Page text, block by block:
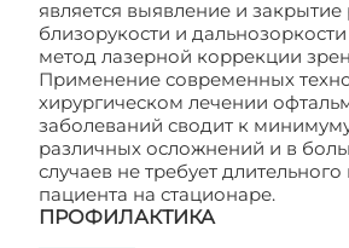
является выявление и
близорукости и
метод лазерной коррекции
Применение современных
хирургическом лечении
заболеваний сводит к
различных осложнений и в
случаев не требует
пациента на стационаре.
ПРОФИЛАКТИКА